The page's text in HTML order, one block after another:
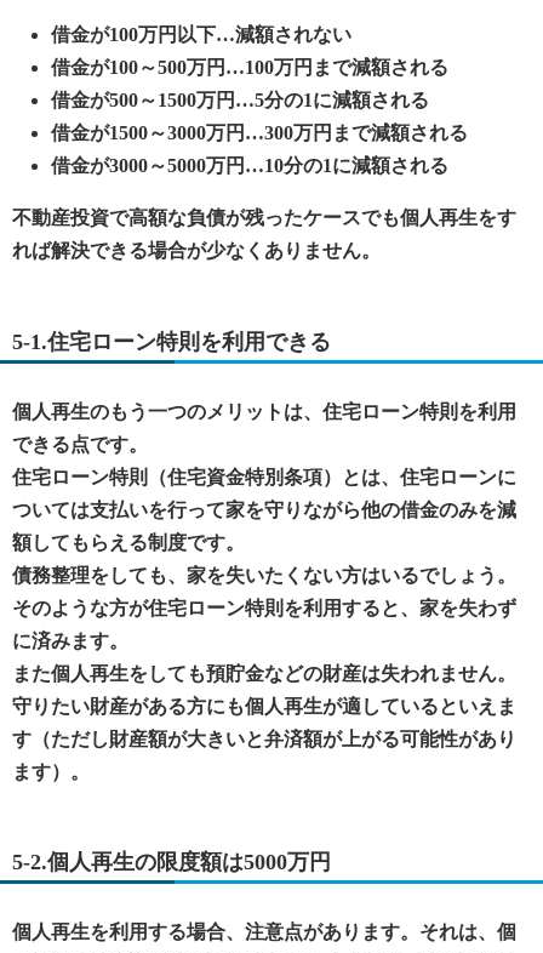
借金が100万円以下…減額されない
借金が100～500万円…100万円まで減額される
借金が500～1500万円…5分の1に減額される
借金が1500～3000万円…300万円まで減額される
借金が3000～5000万円…10分の1に減額される
不動産投資で高額な負債が残ったケースでも個人再生をす
れば解決できる場合が少なくありません。
5-1.住宅ローン特則を利用できる
個人再生のもう一つのメリットは、住宅ローン特則を利用
できる点です。
住宅ローン特則（住宅資金特別条項）とは、住宅ローンに
ついては支払いを行って家を守りながら他の借金のみを減
額してもらえる制度です。
債務整理をしても、家を失いたくない方はいるでしょう。
そのような方が住宅ローン特則を利用すると、家を失わず
に済みます。
また個人再生をしても預貯金などの財産は失われません。
守りたい財産がある方にも個人再生が適しているといえま
す（ただし財産額が大きいと弁済額が上がる可能性があり
ます）。
5-2.個人再生の限度額は5000万円
個人再生を利用する場合、注意点があります。それは、個